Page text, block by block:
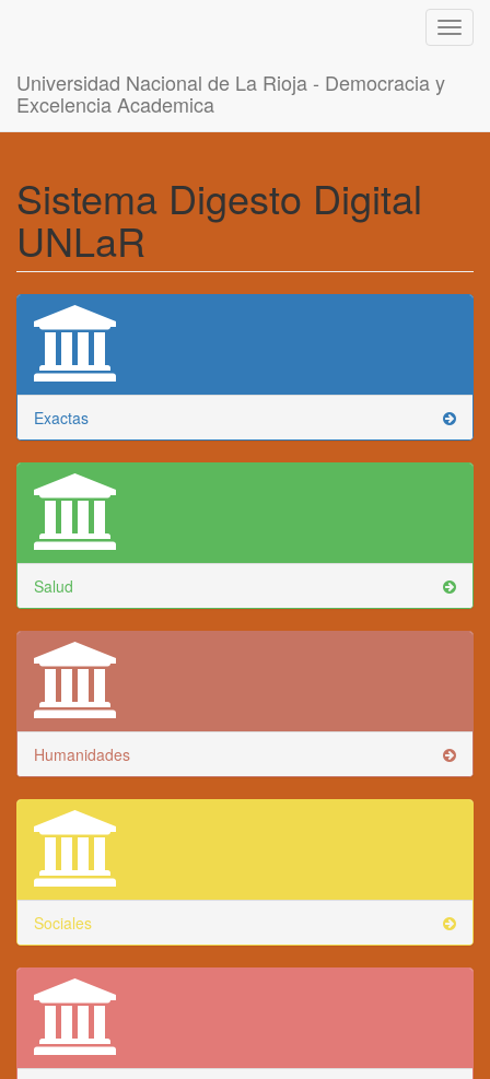
Universidad Nacional de La Rioja - Democracia y
Excelencia Academica
Sistema Digesto Digital
UNLaR
Exactas
Salud
Humanidades
Sociales